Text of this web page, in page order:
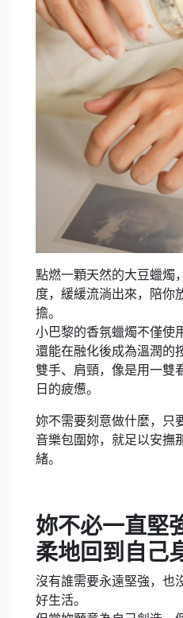
點燃一顆天然的大豆蠟燭
度，緩緩流淌出來，陪你
擔。
小巴黎的香氛蠟燭不僅使
還能在融化後成為溫潤的
雙手、肩頸，像是用一雙
日的疲憊。
妳不需要刻意做什麼，只
音樂包圍妳，就足以安撫
緒。
妳不必一直堅
柔地回到自己
沒有誰需要永遠堅強，也
好生活。